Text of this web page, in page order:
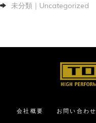
未分類｜Uncategorized
会社概要 お問い合わせ